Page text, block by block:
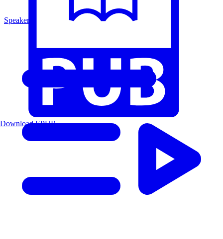
Speakers
Download EPUB